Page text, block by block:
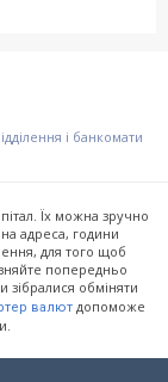
і банкомати
Їх можна зручно
адреса, години
для того щоб
попередньо
зібралися обміняти
валют допоможе